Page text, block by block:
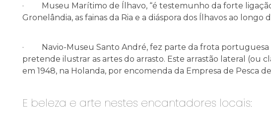
· Museu Marítimo de Ílhavo, “é testemunho da forte ligação
Gronelândia, as fainas da Ria e a diáspora dos Ílhavos ao
· Navio-Museu Santo André, fez parte da frota portuguesa
pretende ilustrar as artes do arrasto. Este arrastão lateral (ou
em 1948, na Holanda, por encomenda da Empresa de Pesca
E beleza e arte nestes encantadores locais: